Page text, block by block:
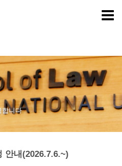
합니다
안내(2026.7.6.~)